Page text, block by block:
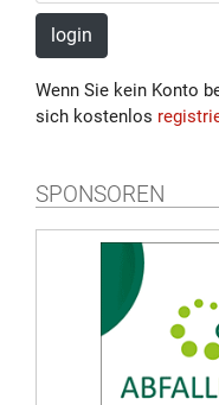
login
Wenn Sie kein Konto
sich kostenlos
SPONSOREN